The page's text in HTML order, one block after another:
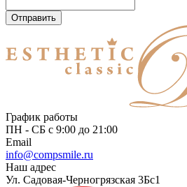
Отправить
График работы
ПН - СБ с 9:00 до 21:00
Email
info@compsmile.ru
Наш адрес
Ул. Садовая-Черногрязская 3Бс1